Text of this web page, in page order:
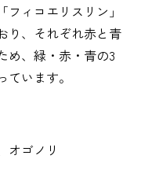
ィコエリスリン」
り、それぞれ赤と青
め、緑・赤・青の3
います。
オゴノリ